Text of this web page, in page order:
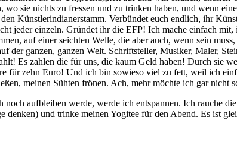
wo sie nichts zu fressen und zu trinken haben, und wenn
Künstlerindianerstamm. Verbündet euch endlich, ihr
jeder einzeln. Gründet ihr die EFP! Ich mache einfach
auf einer seichten Welle, die aber auch, wenn sein
der ganzen, ganzen Welt. Schriftsteller, Musiker, Maler,
Es zahlen die für uns, die kaum Geld haben! Durch sie
für zehn Euro! Und ich bin sowieso viel zu fett, weil ich
meinen Sühten frönen. Ach, mehr möchte ich gar nicht
aufbleiben werde, werde ich entspannen. Ich rauche
denken) und trinke meinen Yogitee für den Abend. Es ist